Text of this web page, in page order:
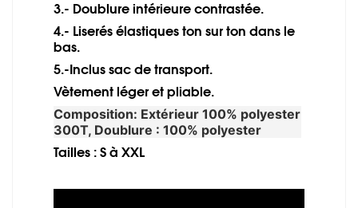
3.- Doublure intérieure contrastée.
4.- Liserés élastiques ton sur ton dans le
bas.
5.-Inclus sac de transport.
Vètement léger et pliable.
Composition: Extérieur 100% polyester
300T, Doublure : 100% polyester
Tailles : S à XXL